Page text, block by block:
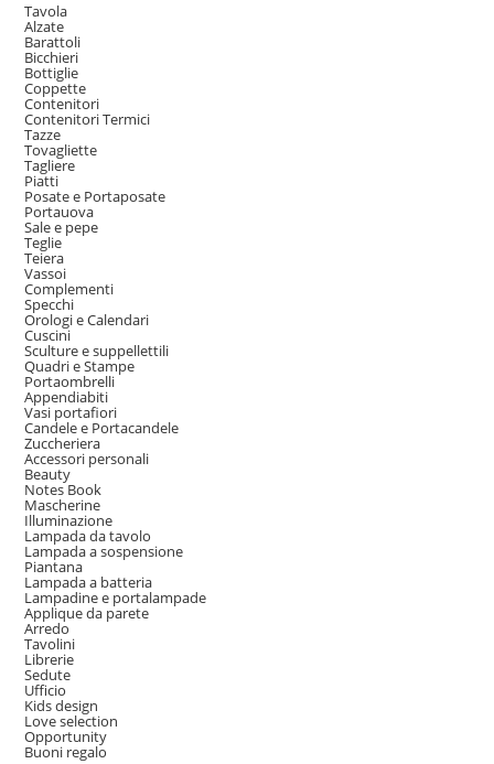
Tavola
Alzate
Barattoli
Bicchieri
Bottiglie
Coppette
Contenitori
Contenitori Termici
Tazze
Tovagliette
Tagliere
Piatti
Posate e Portaposate
Portauova
Sale e pepe
Teglie
Teiera
Vassoi
Complementi
Specchi
Orologi e Calendari
Cuscini
Sculture e suppellettili
Quadri e Stampe
Portaombrelli
Appendiabiti
Vasi portafiori
Candele e Portacandele
Zuccheriera
Accessori personali
Beauty
Notes Book
Mascherine
Illuminazione
Lampada da tavolo
Lampada a sospensione
Piantana
Lampada a batteria
Lampadine e portalampade
Applique da parete
Arredo
Tavolini
Librerie
Sedute
Ufficio
Kids design
Love selection
Opportunity
Buoni regalo